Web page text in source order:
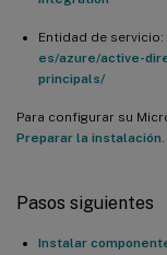
Entidad de servicio:
es/azure/active-
principals/
Para configurar su
Preparar la instalación
Pasos siguientes
Instalar